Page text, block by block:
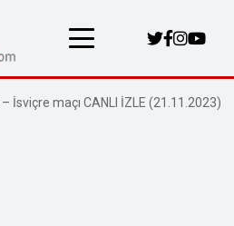
İsviçre maçı CANLI İZLE (21.11.2023)